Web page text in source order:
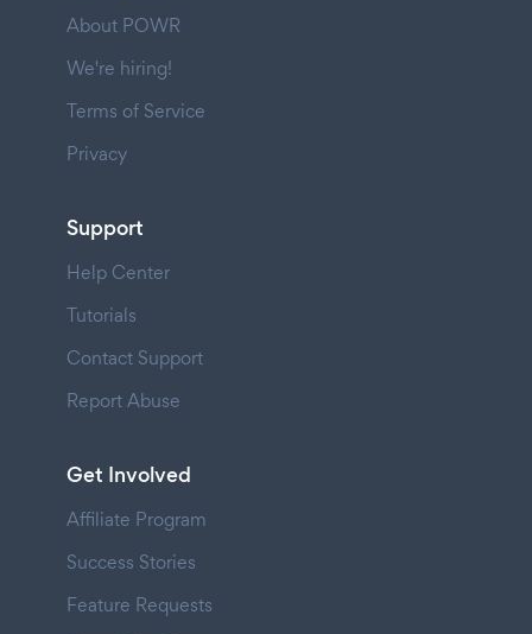
About POWR
We're hiring!
Terms of Service
Privacy
Support
Help Center
Tutorials
Contact Support
Report Abuse
Get Involved
Affiliate Program
Success Stories
Feature Requests